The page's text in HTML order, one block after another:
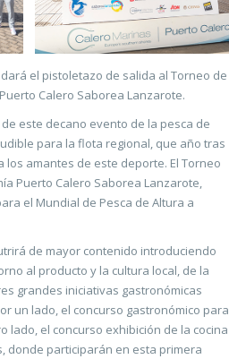
el pistoletazo de salida al Torneo de
Calero Saborea Lanzarote.
este decano evento de la pesca de
para la flota regional, que año tras
amantes de este deporte. El Torneo
Puerto Calero Saborea Lanzarote,
el Mundial de Pesca de Altura a
de mayor contenido introduciendo
al producto y la cultura local, de la
grandes iniciativas gastronómicas
un lado, el concurso gastronómico para
lado, el concurso exhibición de la cocina
donde participarán en esta primera